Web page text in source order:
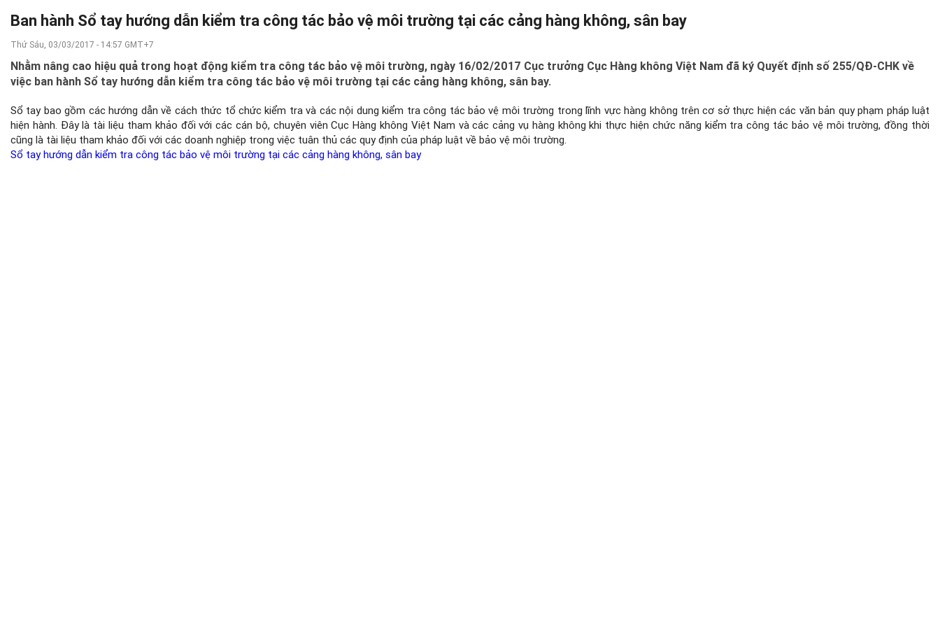
Ban hành Sổ tay hướng dẫn kiểm tra công tác bảo vệ môi trường tại các cảng hàng không, sân bay
Thứ Sáu, 03/03/2017 - 14:57 GMT+7
Nhằm nâng cao hiệu quả trong hoạt động kiểm tra công tác bảo vệ môi trường, ngày 16/02/2017 Cục trưởng Cục Hàng không Việt Nam đã ký Quyết định số 255/QĐ-CHK về
việc ban hành Sổ tay hướng dẫn kiểm tra công tác bảo vệ môi trường tại các cảng hàng không, sân bay.
Sổ tay bao gồm các hướng dẫn về cách thức tổ chức kiểm tra và các nội dung kiểm tra công tác bảo vệ môi trường trong lĩnh vực hàng không trên cơ sở thực hiện các văn bản quy phạm pháp luật
hiện hành. Đây là tài liệu tham khảo đối với các cán bộ, chuyên viên Cục Hàng không Việt Nam và các cảng vụ hàng không khi thực hiện chức năng kiểm tra công tác bảo vệ môi trường, đồng thời
cũng là tài liệu tham khảo đối với các doanh nghiệp trong việc tuân thủ các quy định của pháp luật về bảo vệ môi trường.
Sổ tay hướng dẫn kiểm tra công tác bảo vệ môi trường tại các cảng hàng không, sân bay